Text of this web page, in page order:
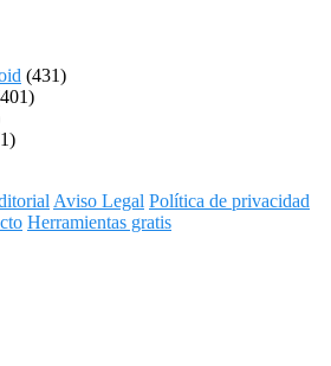
(431)
Aviso Legal Política de privacidad
Herramientas gratis